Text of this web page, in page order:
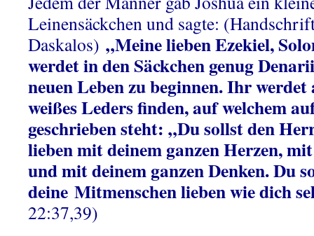
Leinensäckchen und sagte:
Daskalos) „Meine lieben Ezekiel,
werdet in den Säckchen genug
neuen Leben zu beginnen. Ihr
weißes Leders finden, auf welchem
geschrieben steht: „Du sollst den
lieben mit deinem ganzen Herzen,
und mit deinem ganzen Denken. Du
deine Mitmenschen lieben wie dich
22:37,39)